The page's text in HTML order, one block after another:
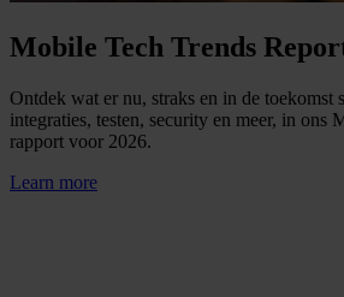
Mobile Tech Trends
Ontdek wat er nu, straks en in de toekomst
integraties, testen, security en meer, in ons
rapport voor 2026.
Learn more